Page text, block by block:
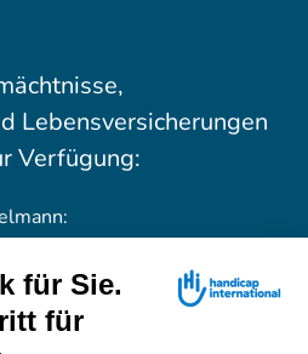
Lebensversicherungen
Verfügung:
06 32